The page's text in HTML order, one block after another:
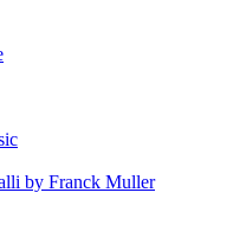
by Franck Muller